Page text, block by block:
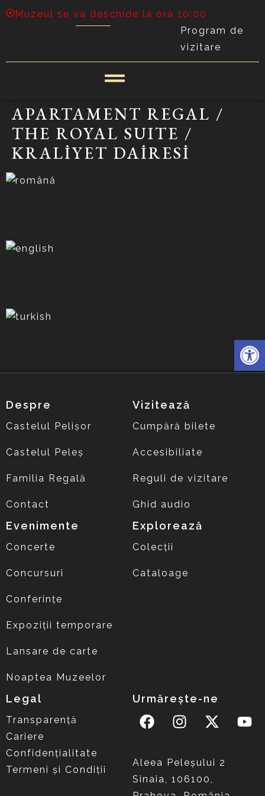
Muzeul se va deschide la ora 10:00
Program de
vizitare
APARTAMENT REGAL /
THE ROYAL SUITE /
KRALİYET DAİRESİ
Despre
Castelul Pelișor
Castelul Peleș
Familia Regală
Contact
Vizitează
Cumpără bilete
Accesibiliate
Reguli de vizitare
Ghid audio
Evenimente
Concerte
Concursuri
Conferințe
Expoziții temporare
Lansare de carte
Noaptea Muzeelor
Explorează
Colecții
Cataloage
Legal
Transparență
Cariere
Confidențialitate
Termeni și Condiții
Urmărește-ne
Aleea Peleşului 2
Sinaia, 106100,